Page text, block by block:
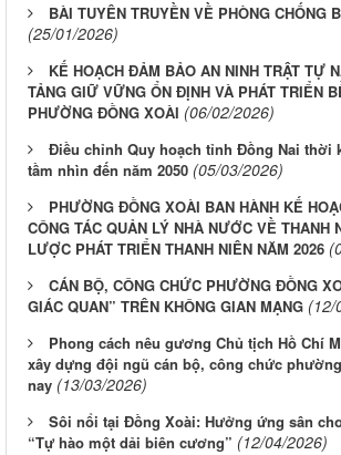
BÀI TUYÊN TRUYỀN VỀ PHÒNG CHỐNG
(25/01/2026)
KẾ HOẠCH ĐẢM BẢO AN NINH TRẬT TỰ
TẢNG GIỮ VỮNG ỔN ĐỊNH VÀ PHÁT TRIỂN
PHƯỜNG ĐỒNG XOÀI (06/02/2026)
Điều chỉnh Quy hoạch tỉnh Đồng Nai thời
tầm nhìn đến năm 2050 (05/03/2026)
PHƯỜNG ĐỒNG XOÀI BAN HÀNH KẾ
CÔNG TÁC QUẢN LÝ NHÀ NƯỚC VỀ THANH
LƯỢC PHÁT TRIỂN THANH NIÊN NĂM 2026
CÁN BỘ, CÔNG CHỨC PHƯỜNG ĐỒNG
GIÁC QUAN” TRÊN KHÔNG GIAN MẠNG (12/
Phong cách nêu gương Chủ tịch Hồ Chí
xây dựng đội ngũ cán bộ, công chức
nay (13/03/2026)
Sôi nổi tại Đồng Xoài: Hưởng ứng sân
“Tự hào một dải biên cương” (12/04/2026)